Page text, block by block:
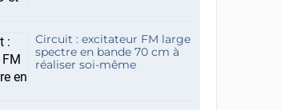
Circuit : excitateur FM large
spectre en bande 70 cm à
réaliser soi-même